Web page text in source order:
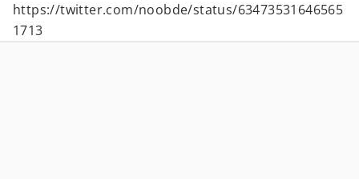
https://twitter.com/noobde/status/63473531646565
1713